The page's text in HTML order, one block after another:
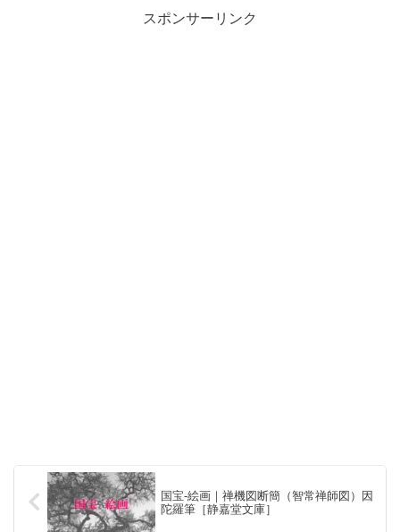
スポンサーリンク
国宝-絵画｜禅機図断簡（智常禅師図）因
陀羅筆［静嘉堂文庫］